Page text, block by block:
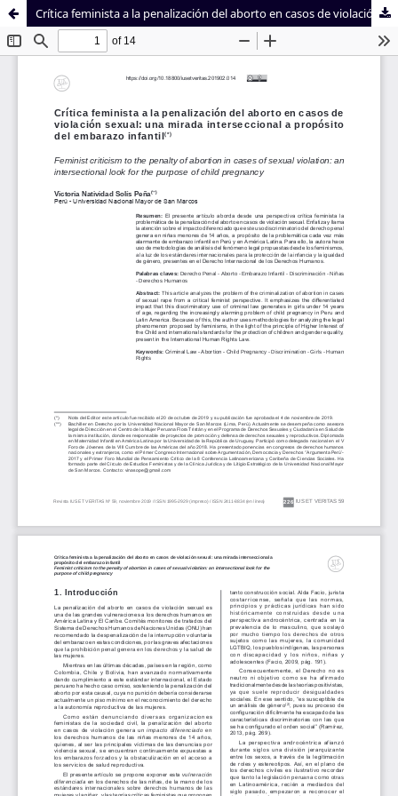
Sistema de
Bibliotecas
Facultad de
Derecho
Crítica feminista a la penalización del aborto en casos de violación sexual: una mirada interseccional a propósito del embarazo infantil